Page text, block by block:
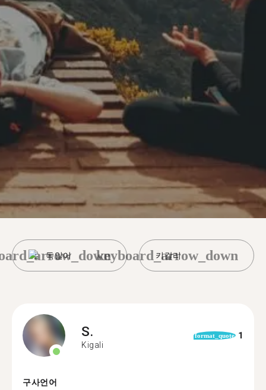
독일어 키갈리
keyboard_arrow_down
S.
Kigali
format_quote 1
구사언어